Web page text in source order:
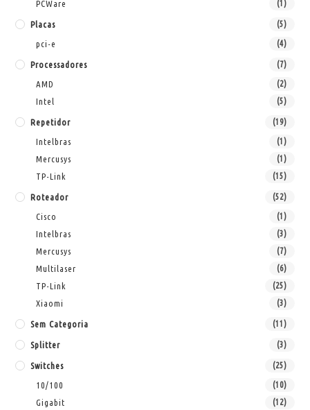
PCWare (1)
Placas (5)
pci-e (4)
Processadores (7)
AMD (2)
Intel (5)
Repetidor (19)
Intelbras (1)
Mercusys (1)
TP-Link (15)
Roteador (52)
Cisco (1)
Intelbras (3)
Mercusys (7)
Multilaser (6)
TP-Link (25)
Xiaomi (3)
Sem Categoria (11)
Splitter (3)
Switches (25)
10/100 (10)
Gigabit (12)